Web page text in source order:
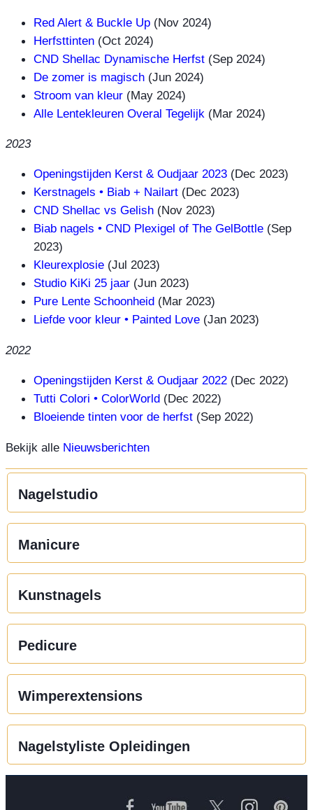
Red Alert & Buckle Up (Nov 2024)
Herfsttinten (Oct 2024)
CND Shellac Dynamische Herfst (Sep 2024)
De zomer is magisch (Jun 2024)
Stroom van kleur (May 2024)
Alle Lentekleuren Overal Tegelijk (Mar 2024)
2023
Openingstijden Kerst & Oudjaar 2023 (Dec 2023)
Kerstnagels • Biab + Nailart (Dec 2023)
CND Shellac vs Gelish (Nov 2023)
Biab nagels • CND Plexigel of The GelBottle (Sep
2023)
Kleurexplosie (Jul 2023)
Studio KiKi 25 jaar (Jun 2023)
Pure Lente Schoonheid (Mar 2023)
Liefde voor kleur • Painted Love (Jan 2023)
2022
Openingstijden Kerst & Oudjaar 2022 (Dec 2022)
Tutti Colori • ColorWorld (Dec 2022)
Bloeiende tinten voor de herfst (Sep 2022)
Bekijk alle Nieuwsberichten
Nagelstudio
Manicure
Kunstnagels
Pedicure
Wimperextensions
Nagelstyliste Opleidingen